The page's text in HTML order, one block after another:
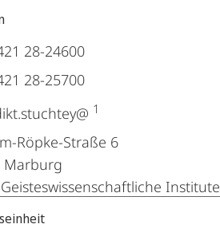
28-24600
28-25700
1
Röpke-Straße 6
Marburg
Institute